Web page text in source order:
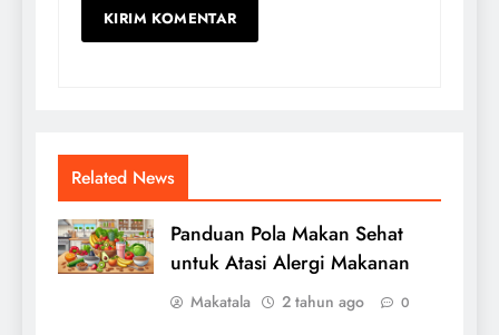
Related News
Panduan Pola Makan Sehat
untuk Atasi Alergi Makanan
Makatala 2 tahun ago 0